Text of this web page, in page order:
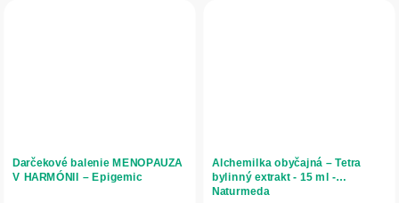
Darčekové balenie MENOPAUZA
V HARMÓNII – Epigemic
Alchemilka obyčajná – Tetra
bylinný extrakt - 15 ml -
Naturmeda